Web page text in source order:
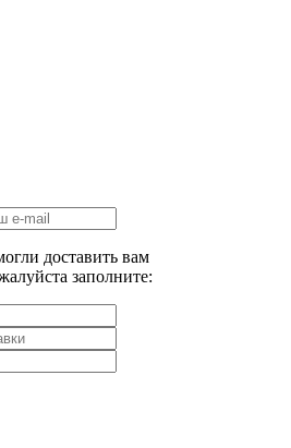
доставить вам
заполните: